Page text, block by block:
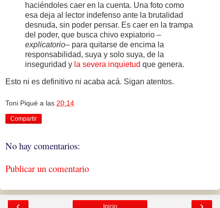
haciéndoles caer en la cuenta. Una foto como
esa deja al lector indefenso ante la brutalidad
desnuda, sin poder pensar. Es caer en la trampa
del poder, que busca chivo expiatorio –
explicatorio– para quitarse de encima la
responsabilidad, suya y solo suya, de la
inseguridad y la severa inquietud que genera.
Esto ni es definitivo ni acaba acá. Sigan atentos.
Toni Piqué a las 20:14
Compartir
No hay comentarios:
Publicar un comentario
Inicio